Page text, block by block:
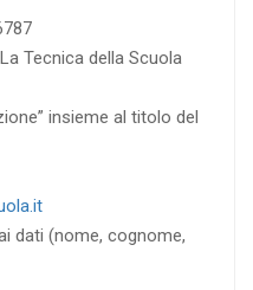
Tecnica della Scuola
insieme al titolo del
dati (nome, cognome,